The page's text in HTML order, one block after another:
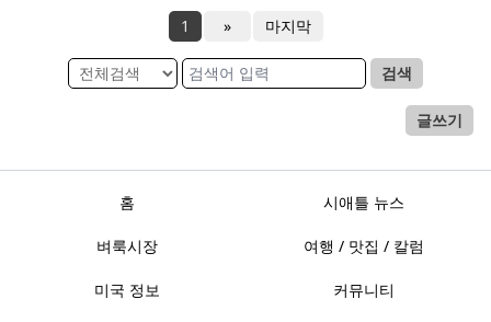
1 » 마지막
검색
글쓰기
홈 시애틀 뉴스
벼룩시장 여행 / 맛집 / 칼럼
미국 정보 커뮤니티